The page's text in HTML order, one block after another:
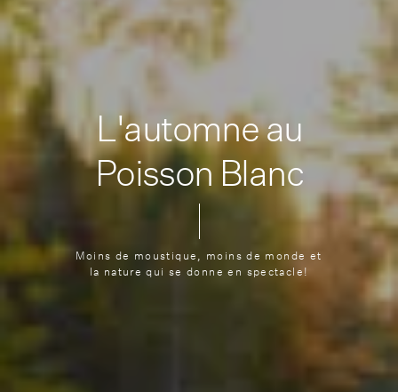
L'automne au
Poisson Blanc
Moins de moustique, moins de monde et
la nature qui se donne en spectacle!